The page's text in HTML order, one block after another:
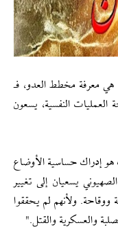
هي معرفة مخطط العدو، فـ
النفسية، يسعون
هو إدراك حساسية الأوضاع
يسعيان إلى تغيير
ولأنهم لم يحققوا
والعسكرية والقتل."